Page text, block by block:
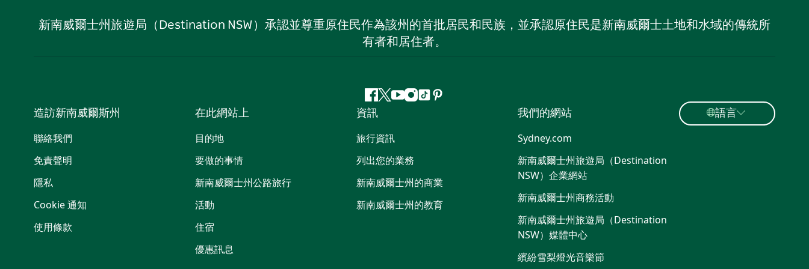
新南威爾士州旅遊局（Destination NSW）承認並尊重原住民作為該州的首批居民和民族，並承認原住民是新南威爾士土地和水域的傳統所
有者和居住者。
Facebook
嘰
喳
喳
Youtube
Instagram
抖 Pinterest
造訪新南威爾斯州
聯絡我們
免責聲明
隱私
Cookie 通知
使用條款
在此網站上
目的地
要做的事情
新南威爾士州公路旅行
活動
住宿
優惠訊息
資訊
旅行資訊
列出您的業務
新南威爾士州的商業
新南威爾士州的教育
我們的網站
Sydney.com
新南威爾士州旅遊局（Destination
NSW）企業網站
新南威爾士州商務活動
新南威爾士州旅遊局（Destination
NSW）媒體中心
繽紛雪梨燈光音樂節
語言